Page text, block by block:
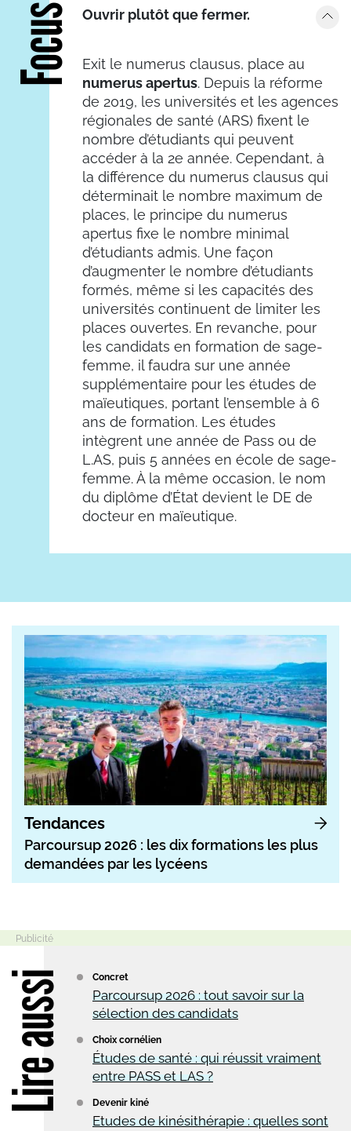
Focus Ouvrir plutôt que fermer.
Exit le numerus clausus, place au
numerus apertus. Depuis la réforme
de 2019, les universités et les agences
régionales de santé (ARS) fixent le
nombre d’étudiants qui peuvent
accéder à la 2e année. Cependant, à
la différence du numerus clausus qui
déterminait le nombre maximum de
places, le principe du numerus
apertus fixe le nombre minimal
d’étudiants admis. Une façon
d’augmenter le nombre d’étudiants
formés, même si les capacités des
universités continuent de limiter les
places ouvertes. En revanche, pour
les candidats en formation de sage-
femme, il faudra sur une année
supplémentaire pour les études de
maïeutiques, portant l’ensemble à 6
ans de formation. Les études
intègrent une année de Pass ou de
L.AS, puis 5 années en école de sage-
femme. À la même occasion, le nom
du diplôme d’État devient le DE de
docteur en maïeutique.
Tendances
Parcoursup 2026 : les dix formations les plus
demandées par les lycéens
Concret
Parcoursup 2026 : tout savoir sur la
sélection des candidats
Choix cornélien
Études de santé : qui réussit vraiment
entre PASS et LAS ?
Devenir kiné
Etudes de kinésithérapie : quelles sont